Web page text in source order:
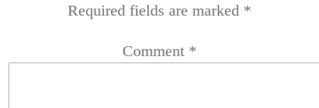
Required fields are marked *
Comment *